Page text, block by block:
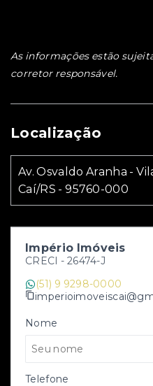
Império Imóveis
CRECI - 26474-J
(51) 9 9298-0000
Nome
Telefone
As informações estão
corretor responsável.
Localização
Av. Osvaldo Aranha -
Caí/RS - 95760-000